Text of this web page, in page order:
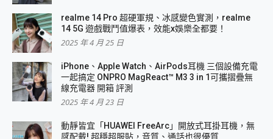
realme 14 Pro 超硬軍規、冰感變色實測，realme
14 5G 遊戲戰鬥值爆表，效能x娛樂全都要！
2025 年 4 月 25 日
iPhone、Apple Watch、AirPods耳機 三個設備充電
一起搞定 ONPRO MagReact™ M3 3 in 1可攜摺疊無
線充電器 開箱 評測
2025 年 4 月 23 日
動靜皆宜「HUAWEI FreeArc」開放式耳掛耳機，無
感配戴! 超穩超服貼，音質、通話也很優質